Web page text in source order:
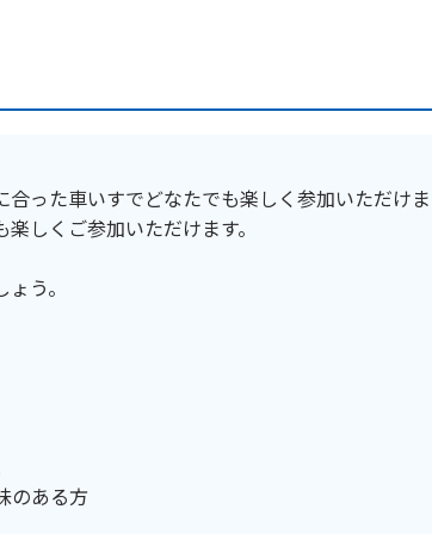
った車いすでどなたでも楽しく参加いただけ
しくご参加いただけます。
う。
のある方